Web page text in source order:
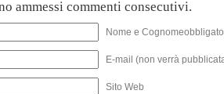
ammessi commenti consecutivi.
Nome e
E-mail (non verrà
Sito Web